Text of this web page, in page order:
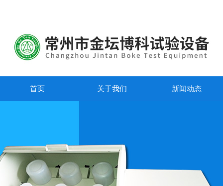
首页 关于我们 新闻动态